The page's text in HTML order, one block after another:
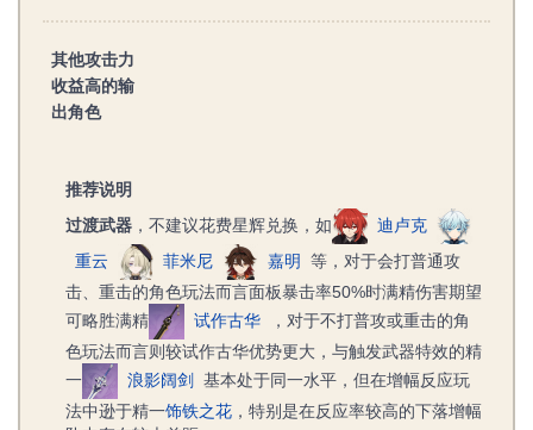
其他攻击力
收益高的输
出角色
推荐说明
过渡武器 ，不建议花费星辉兑换，如
迪卢克
重云
菲米尼 嘉明
等，对于会打普通攻
击、重击的角色玩法而言面板暴击率50%时满精伤害期望
可略胜满精
试作古华 ，对于不打普攻或重击的角
色玩法而言则较试作古华优势更大，与触发武器特效的精
一
浪影阔剑
基本处于同一水平，但在增幅反应玩
法中逊于精一饰铁之花 ，特别是在反应率较高的下落增幅